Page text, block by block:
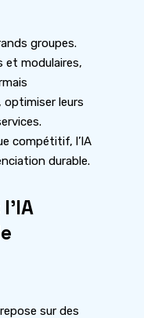
groupes.
et modulaires,
leurs
compétitif, l’IA
durable.
sur des